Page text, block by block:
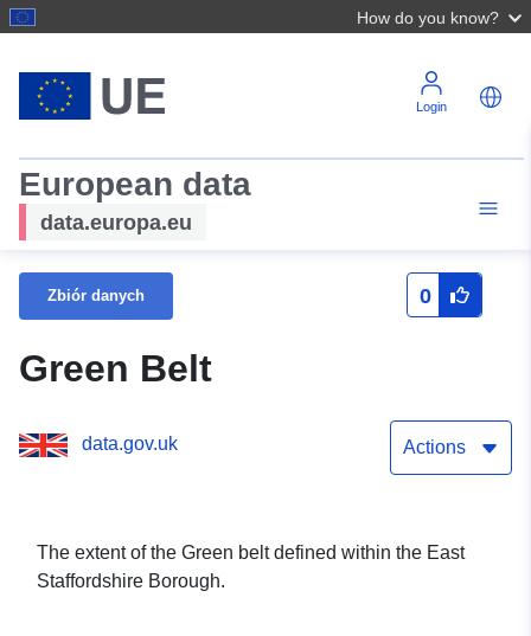
How do you know?
Login
European data
data.europa.eu
Zbiór danych 0
Green Belt
data.gov.uk Actions
The extent of the Green belt defined within the East
Staffordshire Borough.